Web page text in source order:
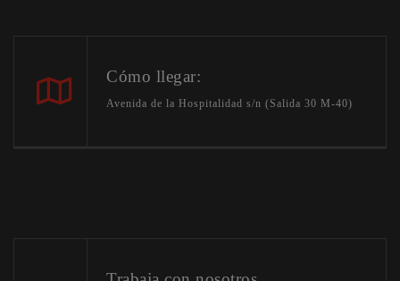
Cómo llegar:
Avenida de la Hospitalidad s/n (Salida 30 M-40)